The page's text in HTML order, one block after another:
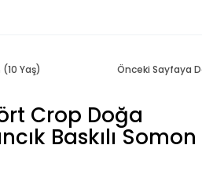
Yaş) Önceki Sayfaya
Crop Doğa
Baskılı Somon